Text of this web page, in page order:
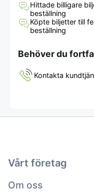
Hittade billigare
beställning
Köpte biljetter till
beställning
Behöver du
Kontakta
Vårt företag
Om oss